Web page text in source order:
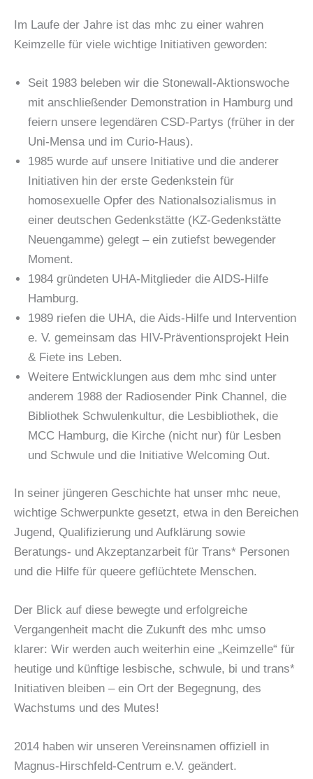
Im Laufe der Jahre ist das mhc zu einer wahren
Keimzelle für viele wichtige Initiativen geworden:
Seit 1983 beleben wir die Stonewall-Aktionswoche
mit anschließender Demonstration in Hamburg und
feiern unsere legendären CSD-Partys (früher in der
Uni-Mensa und im Curio-Haus).
1985 wurde auf unsere Initiative und die anderer
Initiativen hin der erste Gedenkstein für
homosexuelle Opfer des Nationalsozialismus in
einer deutschen Gedenkstätte (KZ-Gedenkstätte
Neuengamme) gelegt – ein zutiefst bewegender
Moment.
1984 gründeten UHA-Mitglieder die AIDS-Hilfe
Hamburg.
1989 riefen die UHA, die Aids-Hilfe und Intervention
e. V. gemeinsam das HIV-Präventionsprojekt Hein
& Fiete ins Leben.
Weitere Entwicklungen aus dem mhc sind unter
anderem 1988 der Radiosender Pink Channel, die
Bibliothek Schwulenkultur, die Lesbibliothek, die
MCC Hamburg, die Kirche (nicht nur) für Lesben
und Schwule und die Initiative Welcoming Out.
In seiner jüngeren Geschichte hat unser mhc neue,
wichtige Schwerpunkte gesetzt, etwa in den Bereichen
Jugend, Qualifizierung und Aufklärung sowie
Beratungs- und Akzeptanzarbeit für Trans* Personen
und die Hilfe für queere geflüchtete Menschen.
Der Blick auf diese bewegte und erfolgreiche
Vergangenheit macht die Zukunft des mhc umso
klarer: Wir werden auch weiterhin eine „Keimzelle“ für
heutige und künftige lesbische, schwule, bi und trans*
Initiativen bleiben – ein Ort der Begegnung, des
Wachstums und des Mutes!
2014 haben wir unseren Vereinsnamen offiziell in
Magnus-Hirschfeld-Centrum e.V. geändert.